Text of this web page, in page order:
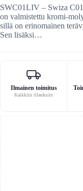
SWC01LIV – Swiza
on valmistettu kromi-
sillä on erinomainen
Sen lisäksi…
Ilmainen toimitus
Kaikkiin tilauksiin